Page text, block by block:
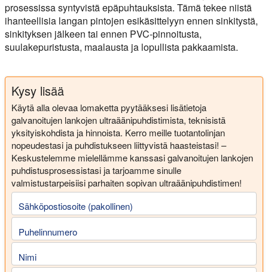
prosessissa syntyvistä epäpuhtauksista. Tämä tekee niistä
ihanteellisia langan pintojen esikäsittelyyn ennen sinkitystä,
sinkityksen jälkeen tai ennen PVC-pinnoitusta,
suulakepuristusta, maalausta ja lopullista pakkaamista.
Kysy lisää
Käytä alla olevaa lomaketta pyytääksesi lisätietoja
galvanoitujen lankojen ultraäänipuhdistimista, teknisistä
yksityiskohdista ja hinnoista. Kerro meille tuotantolinjan
nopeudestasi ja puhdistukseen liittyvistä haasteistasi! –
Keskustelemme mielellämme kanssasi galvanoitujen lankojen
puhdistusprosessistasi ja tarjoamme sinulle
valmistustarpeisiisi parhaiten sopivan ultraäänipuhdistimen!
Sähköpostiosoite (pakollinen)
Puhelinnumero
Nimi